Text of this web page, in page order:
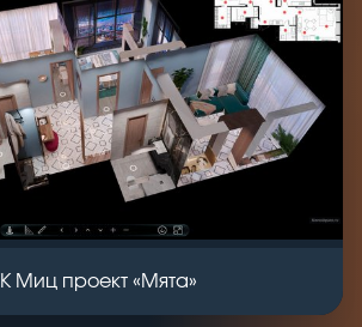
ГК Миц проект «Мята»